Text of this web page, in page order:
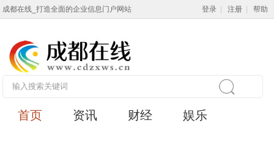
成都在线_打造全面的企业信息门户网站 登录 注册 帮助
首页 资讯 财经 娱乐